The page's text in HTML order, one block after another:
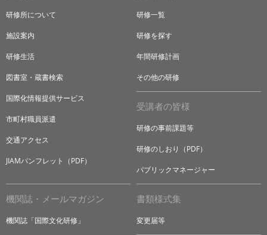
研修所について
施設案内
研修生活
図書室・蔵書検索
国際化情報提供サービス
市町村職員派遣
交通アクセス
JIAMパンフレット（PDF）
研修一覧
研修を探す
年間研修計画
その他の研修
受講者の皆様
研修の事前課題等
研修のしおり（PDF）
パブリックマネージャー
機関誌・メールマガジン
機関誌「国際文化研修」
書類様式集
変更届等